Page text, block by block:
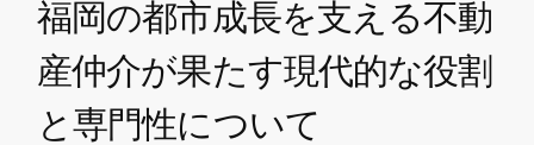
福岡の都市成長を支える不動
産仲介が果たす現代的な役割
と専門性について